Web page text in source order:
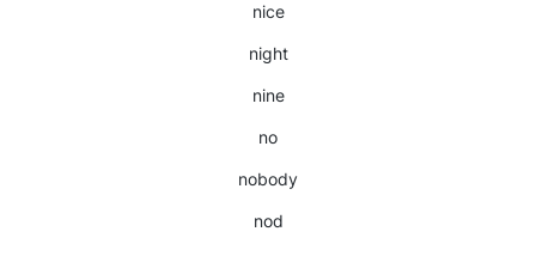
nice
night
nine
no
nobody
nod